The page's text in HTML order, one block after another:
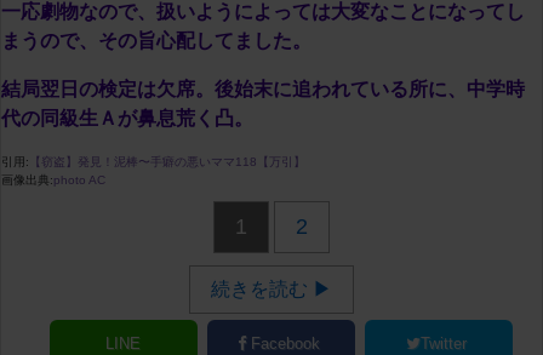
一応劇物なので、扱いようによっては大変なことになってし
まうので、その旨心配してました。
結局翌日の検定は欠席。後始末に追われている所に、中学時
代の同級生Ａが鼻息荒く凸。
引用: 【窃盗】発見！泥棒〜手癖の悪いママ118【万引】
画像出典:photo AC
1 2
続きを読む ▶
LINE Facebook Twitter